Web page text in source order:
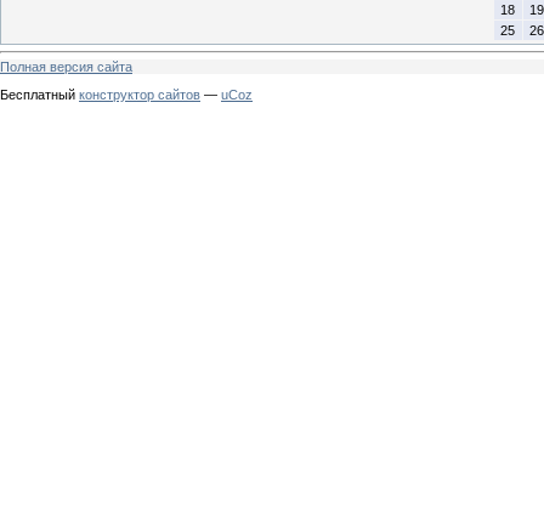
18
19
25
26
Полная версия сайта
Бесплатный конструктор сайтов — uCoz